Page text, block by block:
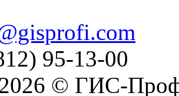
95-13-00
© ГИС-